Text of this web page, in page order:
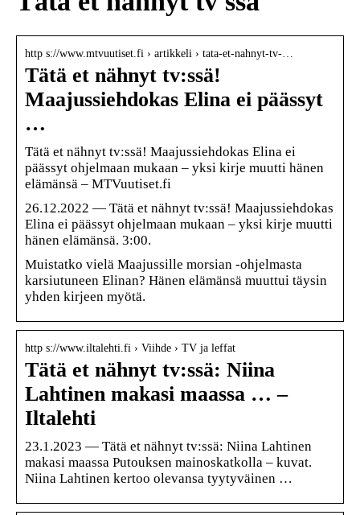
http s://www.mtvuutiset.fi › artikkeli › tata-et-nahnyt-tv-…
Tätä et nähnyt tv:ssä!
Maajussiehdokas Elina ei päässyt
…
Tätä et nähnyt tv:ssä! Maajussiehdokas Elina ei
päässyt ohjelmaan mukaan – yksi kirje muutti hänen
elämänsä – MTVuutiset.fi
26.12.2022 — Tätä et nähnyt tv:ssä! Maajussiehdokas
Elina ei päässyt ohjelmaan mukaan – yksi kirje muutti
hänen elämänsä. 3:00.
Muistatko vielä Maajussille morsian -ohjelmasta
karsiutuneen Elinan? Hänen elämänsä muuttui täysin
yhden kirjeen myötä.
http s://www.iltalehti.fi › Viihde › TV ja leffat
Tätä et nähnyt tv:ssä: Niina
Lahtinen makasi maassa … –
Iltalehti
23.1.2023 — Tätä et nähnyt tv:ssä: Niina Lahtinen
makasi maassa Putouksen mainoskatkolla – kuvat.
Niina Lahtinen kertoo olevansa tyytyväinen …